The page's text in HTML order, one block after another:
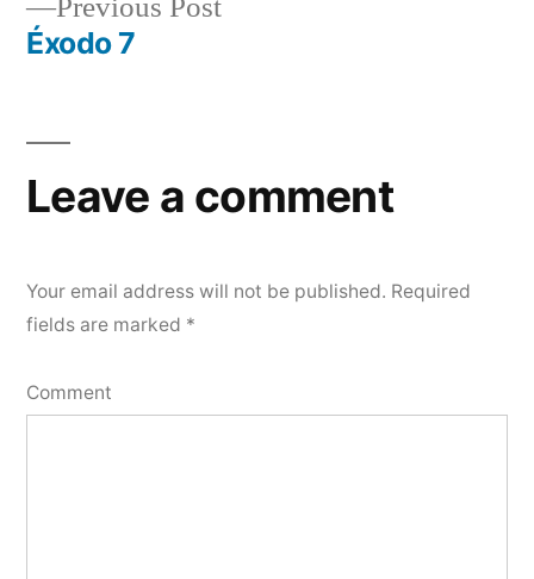
navigation
Previous Post
Éxodo 7
Leave a comment
Your email address will not be published. Required
fields are marked *
Comment